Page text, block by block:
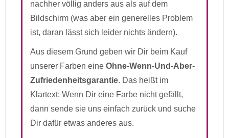
nachher völlig anders aus als auf dem
Bildschirm (was aber ein generelles Problem
ist, daran lässt sich leider nichts ändern).
Aus diesem Grund geben wir Dir beim Kauf
unserer Farben eine Ohne-Wenn-Und-Aber-
Zufriedenheitsgarantie. Das heißt im
Klartext: Wenn Dir eine Farbe nicht gefällt,
dann sende sie uns einfach zurück und suche
Dir dafür etwas anderes aus.